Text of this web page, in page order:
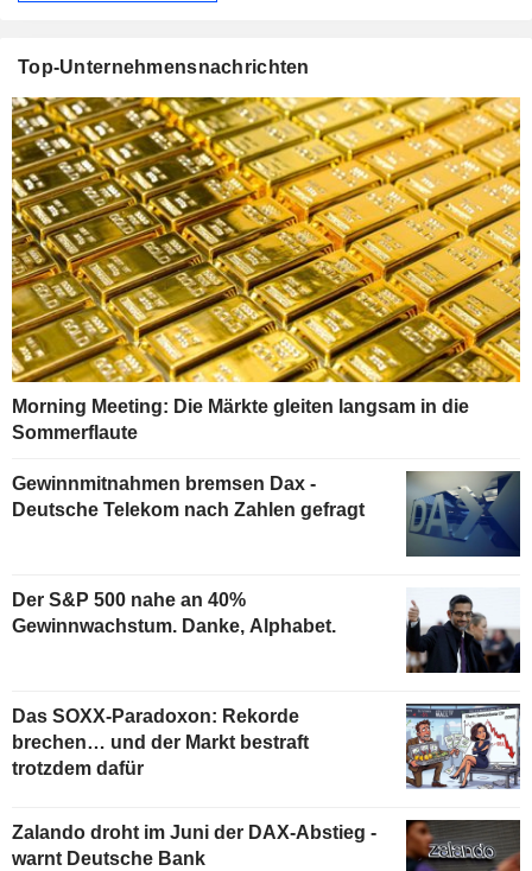
Top-Unternehmensnachrichten
Morning Meeting: Die Märkte gleiten langsam in die
Sommerflaute
Gewinnmitnahmen bremsen Dax -
Deutsche Telekom nach Zahlen gefragt
Der S&P 500 nahe an 40%
Gewinnwachstum. Danke, Alphabet.
Das SOXX-Paradoxon: Rekorde
brechen… und der Markt bestraft
trotzdem dafür
Zalando droht im Juni der DAX-Abstieg -
warnt Deutsche Bank